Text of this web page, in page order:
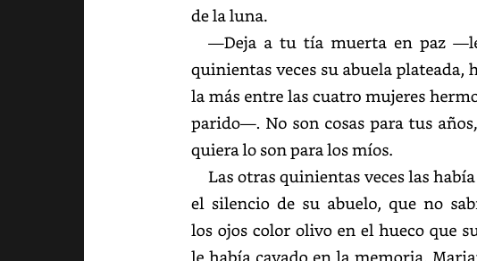
de la luna.
—Deja
a tu tía muerta en paz
quinientas
veces su abuela plateada,
la más entre las cuatro mujeres
parido—.
No son cosas para tus años,
lo son para los míos.
Las otras quinientas veces las había
el silencio de su abuelo, que no
los ojos color olivo en el hueco que su
le había cavado en la memoria.